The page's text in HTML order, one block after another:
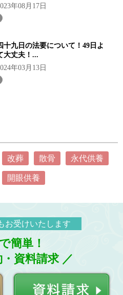
年08月17日
十九日の法要について！49日よ
大丈夫！...
年03月13日
改葬 散骨 永代供養
開眼供養
お受けいたします
簡単！
資料請求 ／